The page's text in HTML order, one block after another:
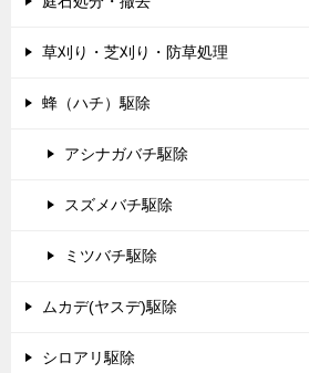
草刈り・芝刈り・防草処理
蜂（ハチ）駆除
アシナガバチ駆除
スズメバチ駆除
ミツバチ駆除
ムカデ(ヤスデ)駆除
シロアリ駆除